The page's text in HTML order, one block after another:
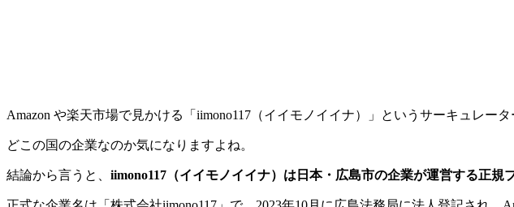
Amazon や楽天市場で見かける「iimono117（イイモノイイナ）」というサーキュレ
どこの国の企業なのか気になりますよね。
結論から言うと、 iimono117（イイモノイイナ）は日本・広島市の企業が運営する正規